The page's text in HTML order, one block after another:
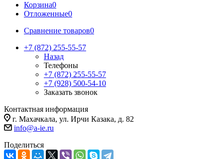
Корзина0
Отложенные0
Сравнение товаров0
+7 (872) 255-55-57
Назад
Телефоны
+7 (872) 255-55-57
+7 (928) 500-54-10
Заказать звонок
Контактная информация
г. Махачкала, ул. Ирчи Казака, д. 82
info@a-ie.ru
Поделиться